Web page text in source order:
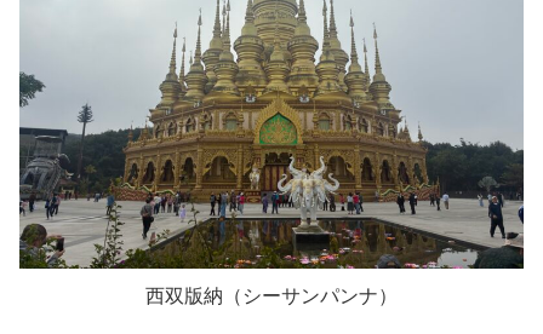
西双版納（シーサンパンナ）